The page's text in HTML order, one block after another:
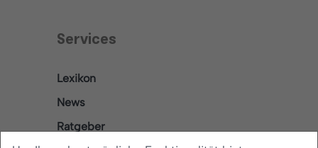
Services
Lexikon
News
Ratgeber